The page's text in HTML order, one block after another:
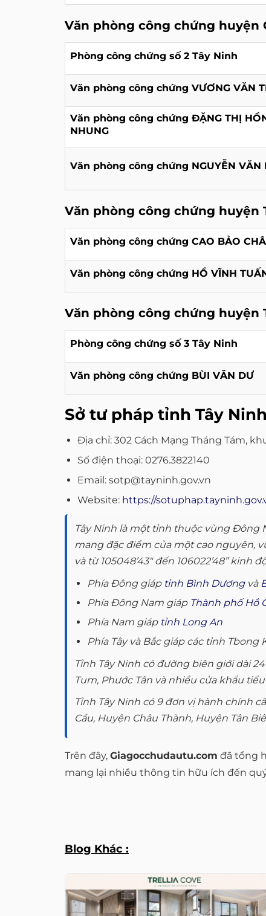
Văn phòng công chứng huyện
Phòng công chứng số 2 Tây Ninh
Văn phòng công chứng VƯƠNG VĂN
Văn phòng công chứng ĐẶNG THỊ
NHUNG
Văn phòng công chứng NGUYỄN VĂN
Văn phòng công chứng huyện
Văn phòng công chứng CAO BẢO
Văn phòng công chứng HỒ VĨNH
Văn phòng công chứng huyện
Phòng công chứng số 3 Tây Ninh
Văn phòng công chứng BÙI VĂN DƯ
Sở tư pháp tỉnh Tây Ninh
Địa chỉ: 302 Cách Mạng Tháng Tám,
Số điện thoại: 0276.3822140
Email: sotp@tayninh.gov.vn
Website: https://
Tây Ninh là một tỉnh thuộc vùng Đông
mang đặc điểm của một cao nguyên,
và từ 105048’43″ đến 106022’48’’ kinh
Phía Đông giáp tỉnh Bình Dươngvà
Phía Đông Nam giáp Thành phố Hồ
Phía Nam giáp tỉnh Long An
Phía Tây và Bắc giáp các tỉnh
Tỉnh Tây Ninh có đường biên giới dài
Tum, Phước Tân và nhiều cửa khẩu
Tỉnh Tây Ninh có 9 đơn vị hành chính
Cầu, Huyện Châu Thành, Huyện Tân
Trên đây, Giagocchudautu.com đã tổng
mang lại nhiều thông tin hữu ích đến
Blog Khác :